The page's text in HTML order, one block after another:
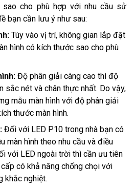
sao cho phù hợp với nhu cầu sử
bạn cần lưu ý như sau:
Tùy vào vị trí, không gian lắp đặt
hình có kích thước sao cho phù
Độ phân giải càng cao thì độ
sắc nét và chân thực nhất. Do vậy,
mẫu màn hình với độ phân giải
thước màn hình.
Đối với LED P10 trong nhà bạn có
màn hình theo nhu cầu và điều
với LED ngoài trời thì cần ưu tiên
có khả năng chống chọi với
khắc nghiệt.